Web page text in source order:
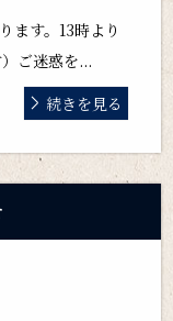
ます。13時より
ご迷惑を...
続きを見る